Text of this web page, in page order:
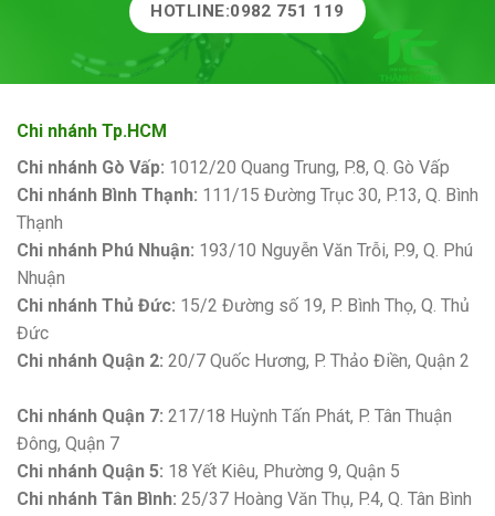
HOTLINE:0982 751 119
Chi nhánh Tp.HCM
Chi nhánh Gò Vấp: 1012/20 Quang Trung, P.8, Q. Gò Vấp
Chi nhánh Bình Thạnh: 111/15 Đường Trục 30, P.13, Q. Bình
Thạnh
Chi nhánh Phú Nhuận: 193/10 Nguyễn Văn Trỗi, P.9, Q. Phú
Nhuận
Chi nhánh Thủ Đức: 15/2 Đường số 19, P. Bình Thọ, Q. Thủ
Đức
Chi nhánh Quận 2: 20/7 Quốc Hương, P. Thảo Điền, Quận 2
Chi nhánh Quận 7: 217/18 Huỳnh Tấn Phát, P. Tân Thuận
Đông, Quận 7
Chi nhánh Quận 5: 18 Yết Kiêu, Phường 9, Quận 5
Chi nhánh Tân Bình: 25/37 Hoàng Văn Thụ, P.4, Q. Tân Bình